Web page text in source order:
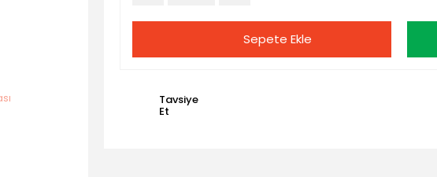
Sepete Ekle
Tavsiye
Et